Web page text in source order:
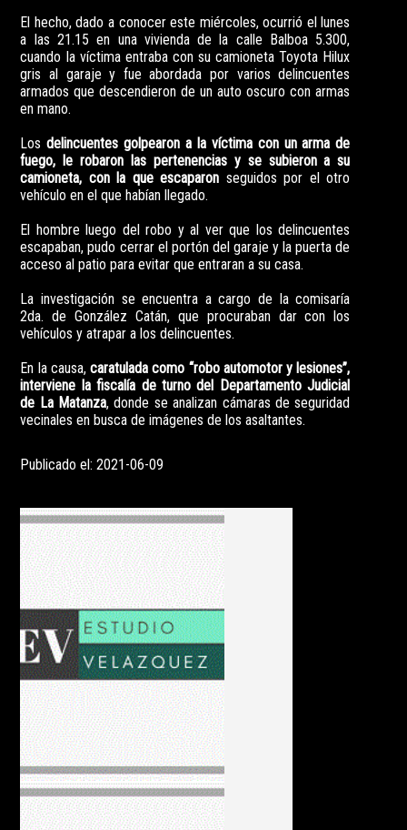
El hecho, dado a conocer este miércoles, ocurrió el lunes
a las 21.15 en una vivienda de la calle Balboa 5.300,
cuando la víctima entraba con su camioneta Toyota Hilux
gris al garaje y fue abordada por varios delincuentes
armados que descendieron de un auto oscuro con armas
en mano.
Los delincuentes golpearon a la víctima con un arma de
fuego, le robaron las pertenencias y se subieron a su
camioneta, con la que escaparon seguidos por el otro
vehículo en el que habían llegado.
El hombre luego del robo y al ver que los delincuentes
escapaban, pudo cerrar el portón del garaje y la puerta de
acceso al patio para evitar que entraran a su casa.
La investigación se encuentra a cargo de la comisaría
2da. de González Catán, que procuraban dar con los
vehículos y atrapar a los delincuentes.
En la causa,caratulada como “robo automotor y lesiones”,
interviene la fiscalía de turno del Departamento Judicial
de La Matanza, donde se analizan cámaras de seguridad
vecinales en busca de imágenes de los asaltantes.
Publicado el: 2021-06-09